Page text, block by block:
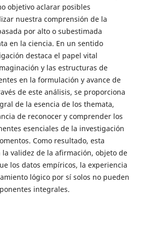
objetivo aclarar posibles
nuestra comprensión de la
por alto o subestimada
en la ciencia. En un sentido
destaca el papel vital
y las estructuras de
en la formulación y avance de
de este análisis, se proporciona
de la esencia de los themata,
de reconocer y comprender los
esenciales de la investigación
Como resultado, esta
validez de la afirmación, objeto de
los datos empíricos, la experiencia
lógico por sí solos no pueden
integrales.